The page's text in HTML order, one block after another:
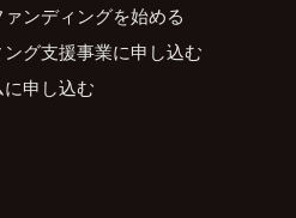
ンディングを始める
グ支援事業に申し込む
申し込む